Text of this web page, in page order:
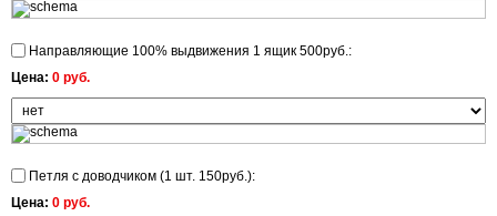
Направляющие 100% выдвижения 1 ящик 500руб.:
Цена: 0 руб.
Петля с доводчиком (1 шт. 150руб.):
Цена: 0 руб.